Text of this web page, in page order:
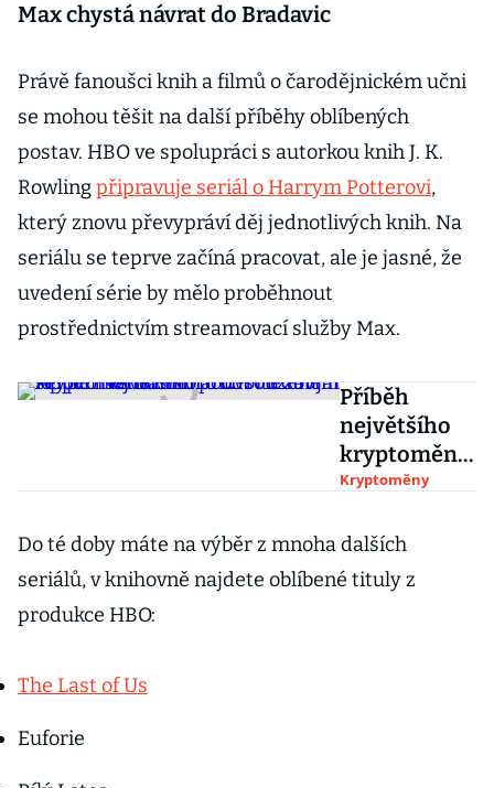
Max chystá návrat do Bradavic
Právě fanoušci knih a filmů o čarodějnickém učni
se mohou těšit na další příběhy oblíbených
postav. HBO ve spolupráci s autorkou knih J. K.
Rowlingpřipravuje seriál o Harrym Potterovi,
který znovu převypráví děj jednotlivých knih. Na
seriálu se teprve začíná pracovat, ale je jasné, že
uvedení série by mělo proběhnout
prostřednictvím streamovací služby Max.
Příběh
největšího
kryptoměno
vého
zaujal Apple.
Natočí film
o odsouzené
Kryptoměny
Do té doby máte na výběr z mnoha dalších
seriálů, v knihovně najdete oblíbené tituly z
produkce HBO:
The Last of Us
Euforie